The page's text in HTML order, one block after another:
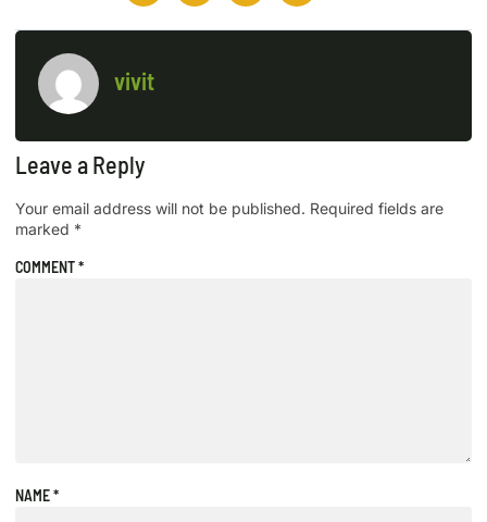
vivit
Leave a Reply
Your email address will not be published. Required fields are
marked *
COMMENT*
NAME*